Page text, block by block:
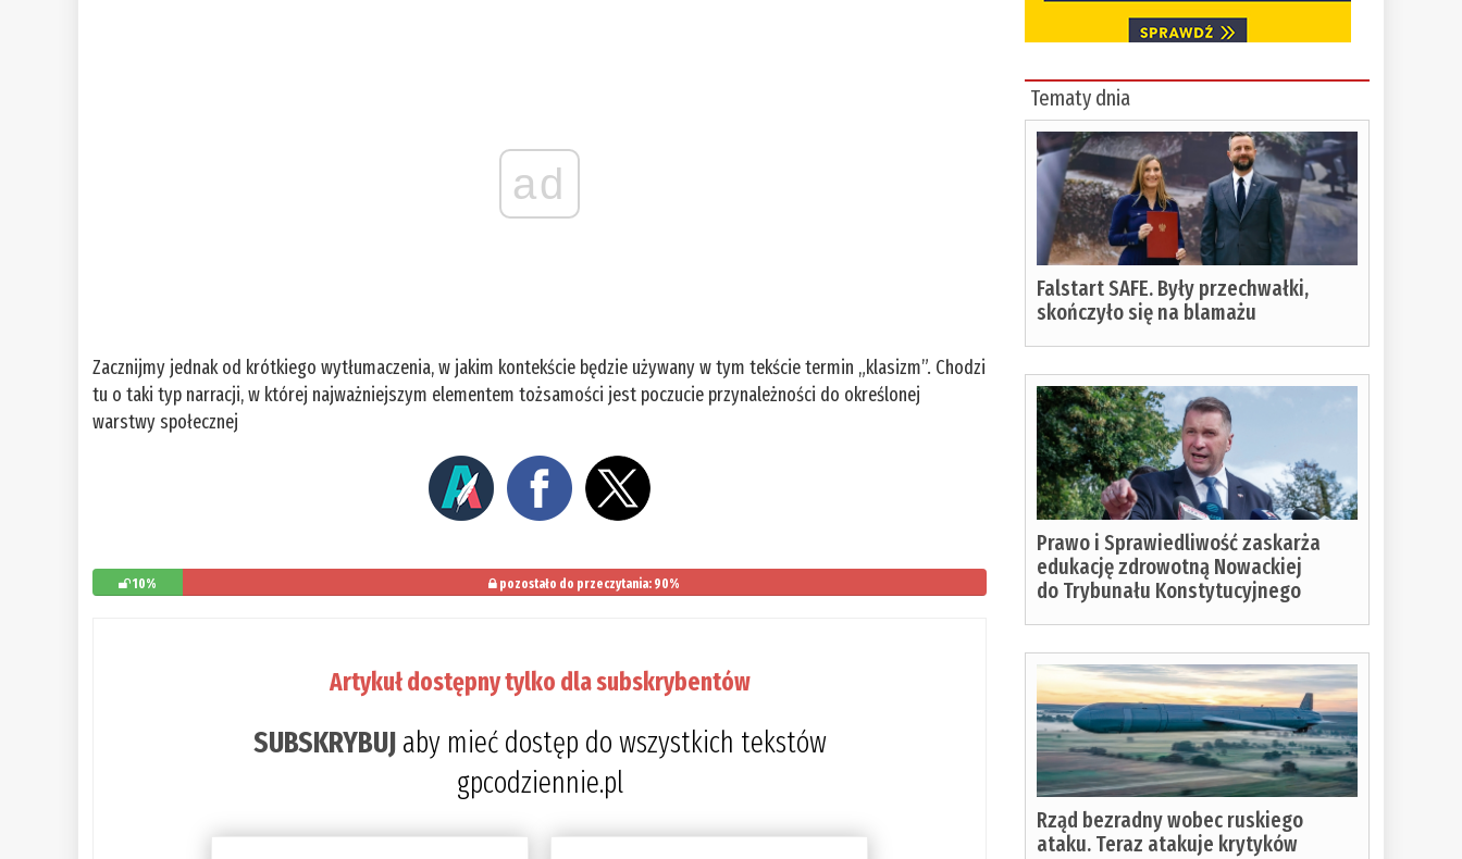
ad
Zacznijmy jednak od krótkiego wytłumaczenia, w jakim kontekście będzie używany w tym tekście termin „klasizm”. Chodzi
tu o taki typ narracji, w której najważniejszym elementem tożsamości jest poczucie przynależności do określonej
warstwy społecznej
10% pozostało do przeczytania: 90%
Artykuł dostępny tylko dla subskrybentów
SUBSKRYBUJaby mieć dostęp do wszystkich tekstów
gpcodziennie.pl
Tematy dnia
Falstart SAFE. Były przechwałki,
skończyło się na blamażu
Prawo i Sprawiedliwość zaskarża
edukację zdrowotną Nowackiej
do Trybunału Konstytucyjnego
Rząd bezradny wobec ruskiego
ataku. Teraz atakuje krytyków